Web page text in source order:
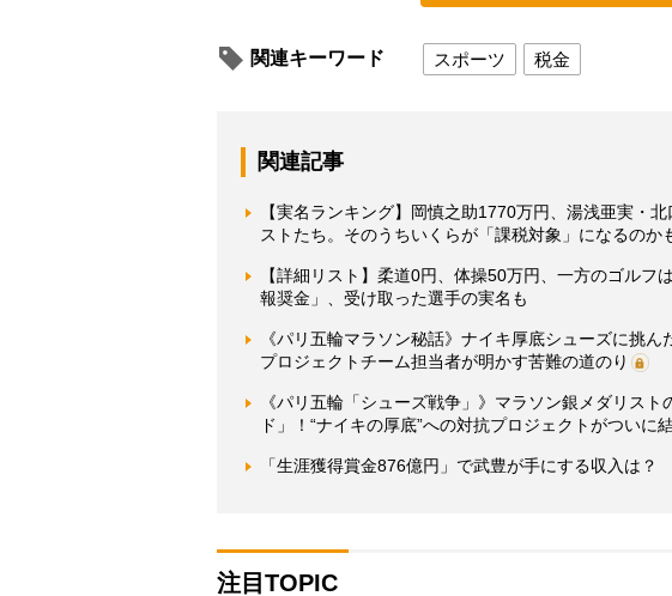
関連キーワード スポーツ 税金
関連記事
【実名ランキング】岡慎之助1770万円、湯浅亜実・
ストたち。そのうちいくらが「課税対象」になるのか
【詳細リスト】柔道0円、体操50万円、一方のゴル
報奨金」、受け取った選手の実名も
《パリ五輪マラソン秘話》ナイキ厚底シューズに挑
プロジェクトチーム担当者が明かす苦難の道のり
《パリ五輪「シューズ戦争」》マラソン銀メダリス
ド」！“ナイキの厚底”への対抗プロジェクトがついに
「生涯獲得賞金876億円」で武豊が手にする収入は
注目TOPIC